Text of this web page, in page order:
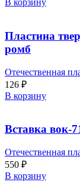
В корзину
Пластина
ромб
Отечественная
126 ₽
В корзину
Вставка вок-
Отечественная
550 ₽
В корзину